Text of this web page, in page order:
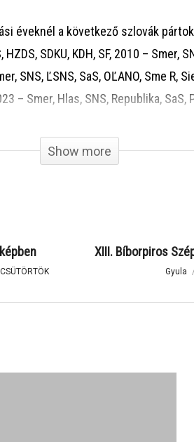
éveknél a következő szlovák
SDKU, KDH, SF, 2010 – Smer,
SNS, ĽSNS, SaS, OĽANO, Sme R,
– Smer, Hlas, SNS, Republika, SaS,
eredményt produkáló
mindhárom régióból szerepel egy
után szerettek volna az
nem akarták a szervezők
időben van ahhoz, hogy praktikus
Show more
Gyula